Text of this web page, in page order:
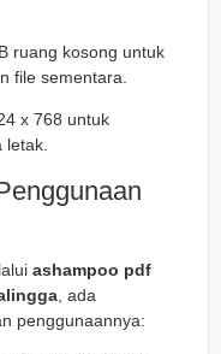
ruang kosong untuk
file sementara.
x 768 untuk
ashampoo pdf
, ada
penggunaannya: